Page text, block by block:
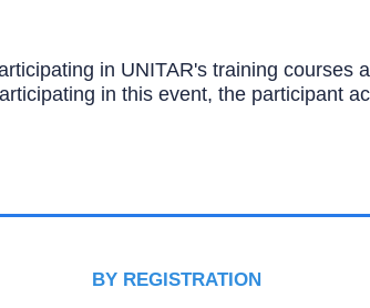
in UNITAR's training courses
in this event, the participant
BY REGISTRATION